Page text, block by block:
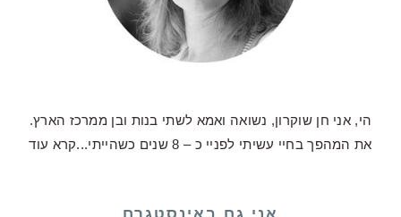
הי, אני חן שוקרון, נשואה ואמא לשתי בנות ובן ממרכז הארץ.
את המהפך בחיי עשיתי לפניי כ – 8 שנים כשהייתי...
קרא עוד